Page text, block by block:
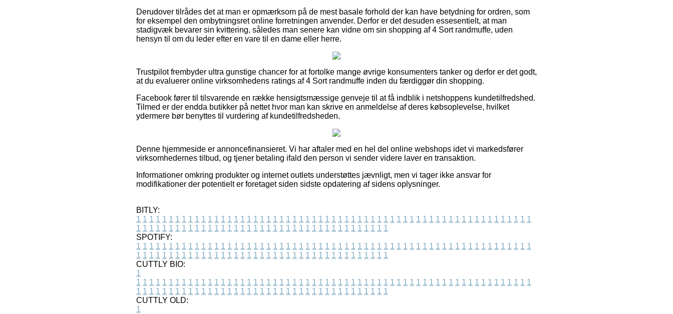
Derudover tilrådes det at man er opmærksom på de mest basale forhold der kan have betydning for ordren, som
for eksempel den ombytningsret online forretningen anvender. Derfor er det desuden essesentielt, at man
stadigvæk bevarer sin kvittering, således man senere kan vidne om sin shopping af 4 Sort randmuffe, uden
hensyn til om du leder efter en vare til en dame eller herre.
Trustpilot frembyder ultra gunstige chancer for at fortolke mange øvrige konsumenters tanker og derfor er det godt,
at du evaluerer online virksomhedens ratings af 4 Sort randmuffe inden du færdiggør din shopping.
Facebook fører til tilsvarende en række hensigtsmæssige genveje til at få indblik i netshoppens kundetilfredshed.
Tilmed er der endda butikker på nettet hvor man kan skrive en anmeldelse af deres købsoplevelse, hvilket
ydermere bør benyttes til vurdering af kundetilfredsheden.
Denne hjemmeside er annoncefinansieret. Vi har aftaler med en hel del online webshops idet vi markedsfører
virksomhedernes tilbud, og tjener betaling ifald den person vi sender videre laver en transaktion.
Informationer omkring produkter og internet outlets understøttes jævnligt, men vi tager ikke ansvar for
modifikationer der potentielt er foretaget siden sidste opdatering af sidens oplysninger.
BITLY:
1 1 1 1 1 1 1 1 1 1 1 1 1 1 1 1 1 1 1 1 1 1 1 1 1 1 1 1 1 1 1 1 1 1 1 1 1 1 1 1 1 1 1 1 1 1 1 1 1 1 1 1 1 1 1 1 1 1 1 1 1
1 1 1 1 1 1 1 1 1 1 1 1 1 1 1 1 1 1 1 1 1 1 1 1 1 1 1 1 1 1 1 1 1 1 1 1 1 1 1
SPOTIFY:
1 1 1 1 1 1 1 1 1 1 1 1 1 1 1 1 1 1 1 1 1 1 1 1 1 1 1 1 1 1 1 1 1 1 1 1 1 1 1 1 1 1 1 1 1 1 1 1 1 1 1 1 1 1 1 1 1 1 1 1 1
1 1 1 1 1 1 1 1 1 1 1 1 1 1 1 1 1 1 1 1 1 1 1 1 1 1 1 1 1 1 1 1 1 1 1 1 1 1 1
CUTTLY BIO:
1
1 1 1 1 1 1 1 1 1 1 1 1 1 1 1 1 1 1 1 1 1 1 1 1 1 1 1 1 1 1 1 1 1 1 1 1 1 1 1 1 1 1 1 1 1 1 1 1 1 1 1 1 1 1 1 1 1 1 1 1 1
1 1 1 1 1 1 1 1 1 1 1 1 1 1 1 1 1 1 1 1 1 1 1 1 1 1 1 1 1 1 1 1 1 1 1 1 1 1 1
CUTTLY OLD:
1